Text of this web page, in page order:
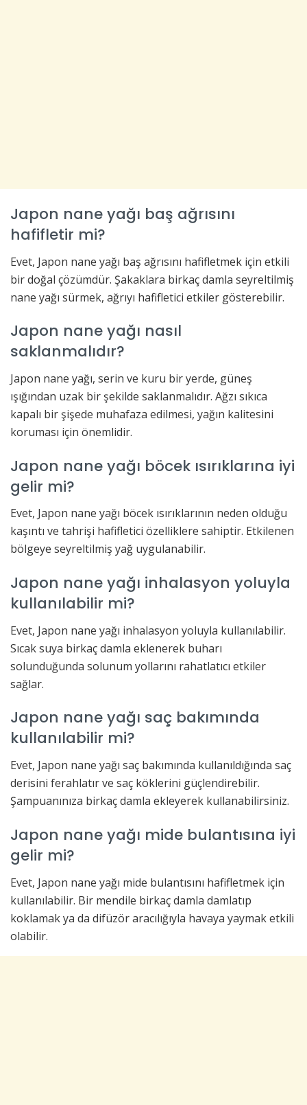
Japon nane yağı baş ağrısını
hafifletir mi?
Evet, Japon nane yağı baş ağrısını hafifletmek için etkili
bir doğal çözümdür. Şakaklara birkaç damla seyreltilmiş
nane yağı sürmek, ağrıyı hafifletici etkiler gösterebilir.
Japon nane yağı nasıl
saklanmalıdır?
Japon nane yağı, serin ve kuru bir yerde, güneş
ışığından uzak bir şekilde saklanmalıdır. Ağzı sıkıca
kapalı bir şişede muhafaza edilmesi, yağın kalitesini
koruması için önemlidir.
Japon nane yağı böcek ısırıklarına iyi
gelir mi?
Evet, Japon nane yağı böcek ısırıklarının neden olduğu
kaşıntı ve tahrişi hafifletici özelliklere sahiptir. Etkilenen
bölgeye seyreltilmiş yağ uygulanabilir.
Japon nane yağı inhalasyon yoluyla
kullanılabilir mi?
Evet, Japon nane yağı inhalasyon yoluyla kullanılabilir.
Sıcak suya birkaç damla eklenerek buharı
solunduğunda solunum yollarını rahatlatıcı etkiler
sağlar.
Japon nane yağı saç bakımında
kullanılabilir mi?
Evet, Japon nane yağı saç bakımında kullanıldığında saç
derisini ferahlatır ve saç köklerini güçlendirebilir.
Şampuanınıza birkaç damla ekleyerek kullanabilirsiniz.
Japon nane yağı mide bulantısına iyi
gelir mi?
Evet, Japon nane yağı mide bulantısını hafifletmek için
kullanılabilir. Bir mendile birkaç damla damlatıp
koklamak ya da difüzör aracılığıyla havaya yaymak etkili
olabilir.